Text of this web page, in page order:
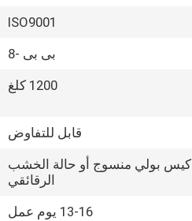
ISO9001
بى بى -8
1200 كلغ
قابل للتفاوض
كيس بولي منسوج أو حالة الخشب
الرقائقي
13-16 يوم عمل